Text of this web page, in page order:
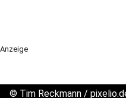
Anzeige
© Tim Reckmann /